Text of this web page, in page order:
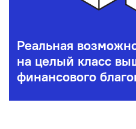
Реальная
на целый класс
финансового